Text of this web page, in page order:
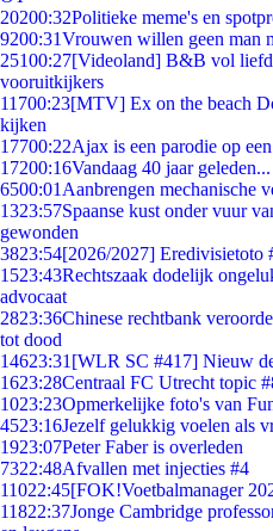
20200:32Politieke meme's en
9200:31Vrouwen willen geen man
25100:27[Videoland] B&B vol
vooruitkijkers
11700:23[MTV] Ex on the beach
kijken
17700:22Ajax is een parodie op
17200:16Vandaag 40 jaar
6500:01 Aanbrengen mechanische
1323:57Spaanse kust onder vuur
gewonden
3823:54[2026/2027] Eredivisietoto
1523:43Rechtszaak dodelijk
advocaat
2823:36Chinese rechtbank
tot dood
14623:31 [WLR SC #417] Nieuw
1623:28Centraal FC Utrecht topic
1023:23Opmerkelijke foto's van
4523:16Jezelf gelukkig voelen als
1923:07Peter Faber is overleden
7322:48Afvallen met injecties #4
11022:45[FOK!Voetbalmanager
11822:37Jonge Cambridge